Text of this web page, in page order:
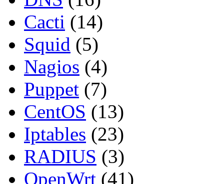
Cacti (14)
Squid (5)
Nagios (4)
Puppet (7)
CentOS (13)
Iptables (23)
RADIUS (3)
OpenWrt (41)